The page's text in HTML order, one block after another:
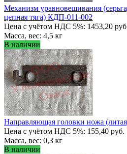
Механизм уравновешивания
цепная тяга) КДП-011-002
Цена с учётом НДС 5%: 1453,20
Масса, вес: 4,5 кг
В наличии
Направляющая головки ножа
Цена с учётом НДС 5%: 155,40 руб.
Масса, вес: 0,3 кг
В наличии